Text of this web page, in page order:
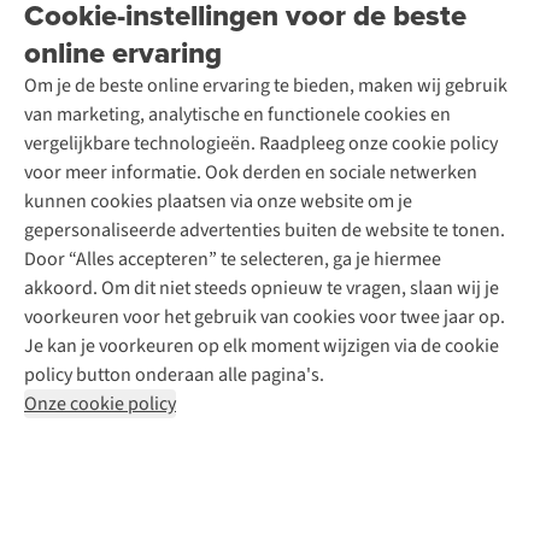
Cookie-instellingen voor de beste
online ervaring
Om je de beste online ervaring te bieden, maken wij gebruik
van marketing, analytische en functionele cookies en
vergelijkbare technologieën. Raadpleeg onze cookie policy
voor meer informatie. Ook derden en sociale netwerken
kunnen cookies plaatsen via onze website om je
gepersonaliseerde advertenties buiten de website te tonen.
Door “Alles accepteren” te selecteren, ga je hiermee
akkoord. Om dit niet steeds opnieuw te vragen, slaan wij je
voorkeuren voor het gebruik van cookies voor twee jaar op.
Je kan je voorkeuren op elk moment wijzigen via de cookie
policy button onderaan alle pagina's.
Onze cookie policy
Garantie
Contact
Over A.S.Adventure
Toegankelijkheidsverklaring
Ski-onderhoud
Wasservice
Schoenonderhoud
Schoenherstelling
Kledingherstelling
Retouches
Voor bedrijven
A.S.Magazine
Podcast
Explore Academy
Explore Camp
Gear Check
Inspiratie & advies
Meld je aan voor de nieuwsbrief
Follow us
Disclaimer Privacy Policy
Algemene voorwaarden
Cookie Policy